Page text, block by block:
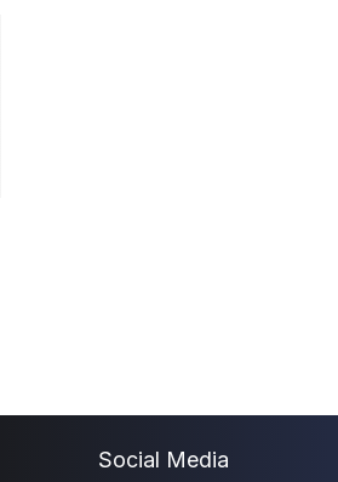
Social Media